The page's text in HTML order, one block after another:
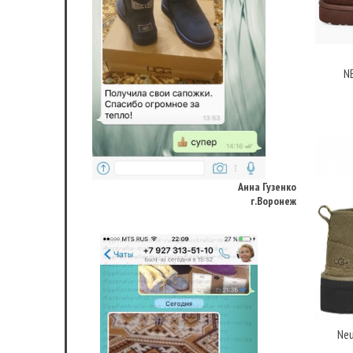
Анна Гузенко
г.Воронеж